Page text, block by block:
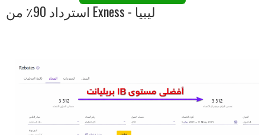
استرداد 90٪ من Exness - ليبيا